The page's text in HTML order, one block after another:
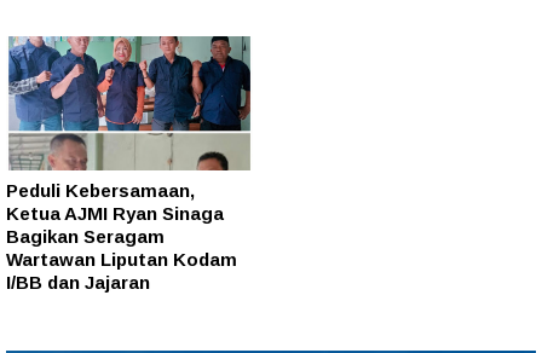
Peduli Kebersamaan,
Ketua AJMI Ryan Sinaga
Bagikan Seragam
Wartawan Liputan Kodam
I/BB dan Jajaran